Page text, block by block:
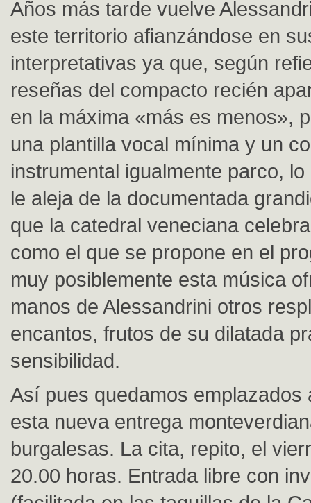
Años más tarde vuelve
este territorio afianzándose en
interpretativas ya que, según
reseñas del compacto recién
en la máxima «más es menos»,
una plantilla vocal mínima y un
instrumental igualmente parco,
le aleja de la documentada
que la catedral veneciana
como el que se propone en el
muy posiblemente esta música
manos de Alessandrini otros
encantos, frutos de su dilatada
sensibilidad.
Así pues quedamos emplazados
esta nueva entrega
burgalesas. La cita, repito, el
20.00 horas. Entrada libre con